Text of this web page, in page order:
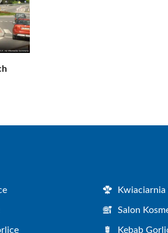
Salon
Kebab